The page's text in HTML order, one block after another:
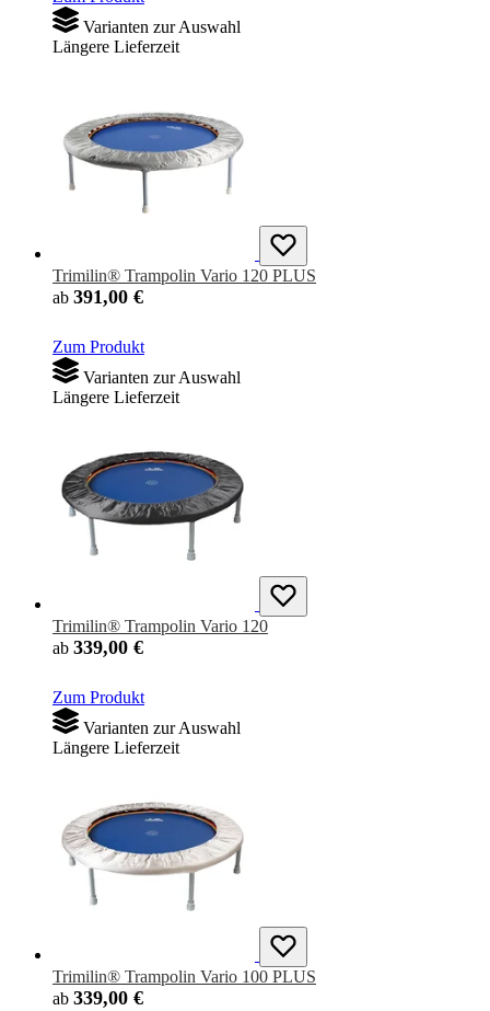
Varianten zur Auswahl
Längere Lieferzeit
Trimilin® Trampolin Vario 120 PLUS
ab 391,00 €
Zum Produkt
Varianten zur Auswahl
Längere Lieferzeit
Trimilin® Trampolin Vario 120
ab 339,00 €
Zum Produkt
Varianten zur Auswahl
Längere Lieferzeit
Trimilin® Trampolin Vario 100 PLUS
ab 339,00 €